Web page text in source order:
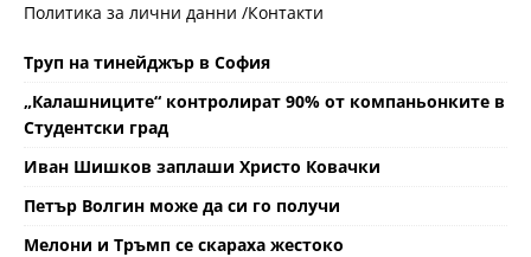
Политика за лични данни /Контакти
Труп на тинейджър в София
„Калашниците“ контролират 90% от компаньонките в
Студентски град
Иван Шишков заплаши Христо Ковачки
Петър Волгин може да си го получи
Мелони и Тръмп се скараха жестоко